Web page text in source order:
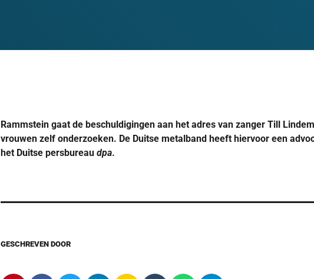
Rammstein gaat de beschuldigingen aan het adres van zanger Till
vrouwen zelf onderzoeken. De Duitse metalband heeft hiervoor een
het Duitse persbureau dpa.
GESCHREVEN DOOR